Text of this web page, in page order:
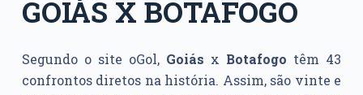
GOIÁS X BOTAFOGO
Segundo o site oGol, Goiás x Botafogo têm 43
confrontos diretos na história. Assim, são vinte e